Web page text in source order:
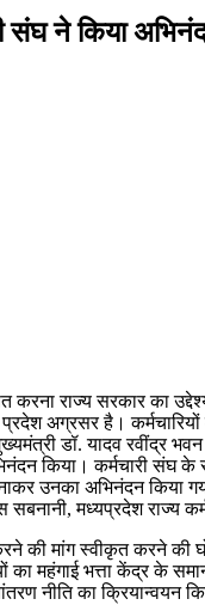
संघ ने किया
राज्य सरकार का
अग्रसर है।
डॉ. यादव रवींद्र भवन
किया।
उनका अभिनंदन किया
मध्यप्रदेश राज्य
की मांग स्वीकृत करने
भत्ता केंद्र के
नीति का क्रियान्वयन